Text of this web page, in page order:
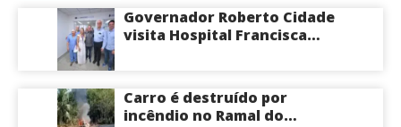
Governador Roberto Cidade
visita Hospital Francisca
cirurgias cardíacas
pediátricas
Carro é destruído por
incêndio no Ramal do